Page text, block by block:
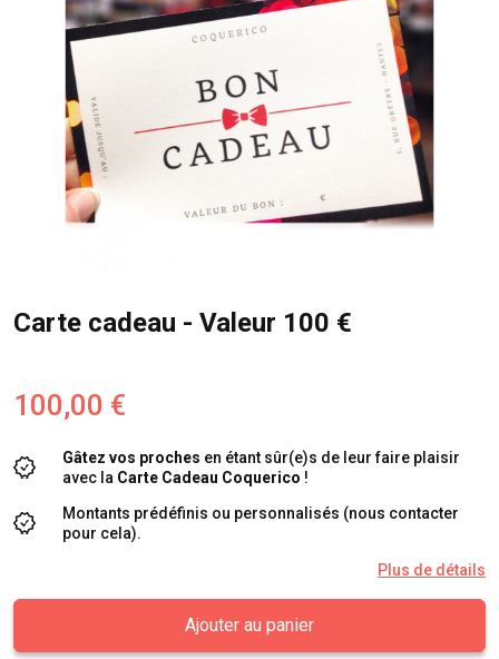
Carte cadeau - Valeur 100 €
100,00 €
Gâtez vos proches en étant sûr(e)s de leur faire plaisir
avec la Carte Cadeau Coquerico !
Montants prédéfinis ou personnalisés (nous contacter
pour cela).
Plus de détails
Ajouter au panier